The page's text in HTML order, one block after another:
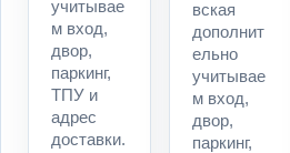
учитывае
м вход,
двор,
паркинг,
ТПУ и
адрес
доставки.
вская
дополнит
ельно
учитывае
м вход,
двор,
паркинг,